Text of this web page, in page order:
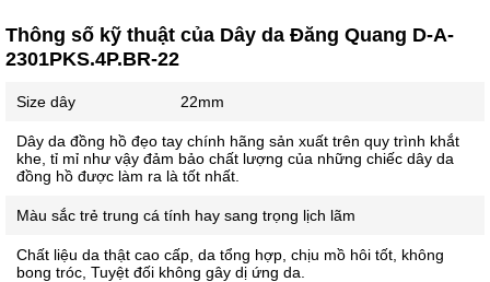
Thông số kỹ thuật của Dây da Đăng Quang D-A-
2301PKS.4P.BR-22
Size dây 22mm
Dây da đồng hồ đẹo tay chính hãng sản xuất trên quy trình khắt
khe, tỉ mỉ như vậy đảm bảo chất lượng của những chiếc dây da
đồng hồ được làm ra là tốt nhất.
Màu sắc trẻ trung cá tính hay sang trọng lịch lãm
Chất liệu da thật cao cấp, da tổng hợp, chịu mồ hôi tốt, không
bong tróc, Tuyệt đối không gây dị ứng da.